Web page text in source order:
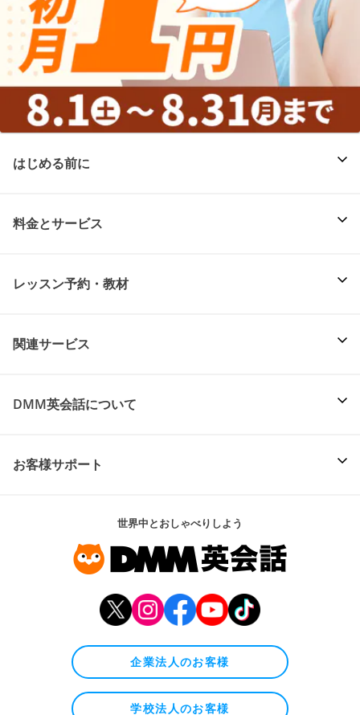
はじめる前に
料金とサービス
レッスン予約・教材
関連サービス
DMM英会話について
お客様サポート
世界中とおしゃべりしよう
企業法人のお客様
学校法人のお客様